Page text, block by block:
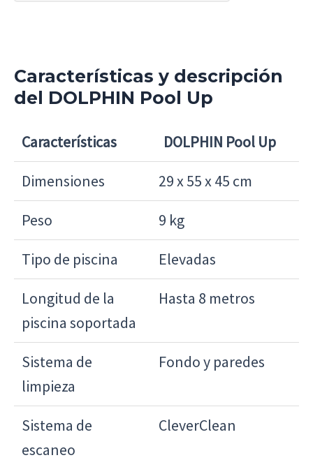
Características y descripción
del DOLPHIN Pool Up
Características
DOLPHIN Pool Up
Características
DOLPHIN Pool Up
Dimensiones
29 x 55 x 45 cm
Peso
9 kg
Tipo de piscina
Elevadas
Longitud de la
piscina soportada
Hasta 8 metros
Sistema de
limpieza
Fondo y paredes
Sistema de
escaneo
CleverClean